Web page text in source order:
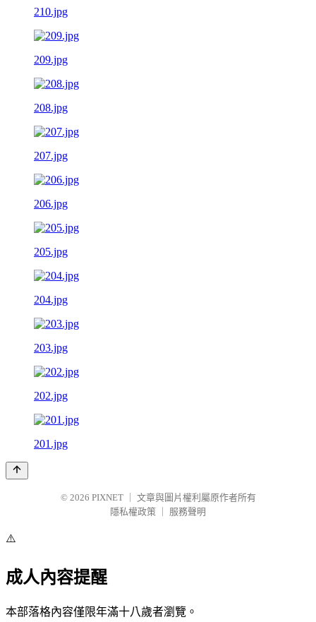
210.jpg
209.jpg
208.jpg
207.jpg
206.jpg
205.jpg
204.jpg
203.jpg
202.jpg
201.jpg
© 2026 PIXNET
文章與圖片權利屬原作者所有
隱私權政策
服務聲明
⚠️
成人內容提醒
本部落格內容僅限年滿十八歲者瀏覽。